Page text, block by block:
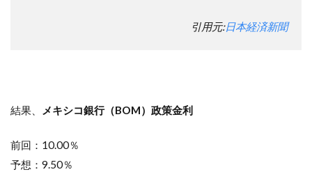
引用元:日本経済新聞
結果、 メキシコ銀行（BOM）政策金利
前回：10.00％
予想：9.50％